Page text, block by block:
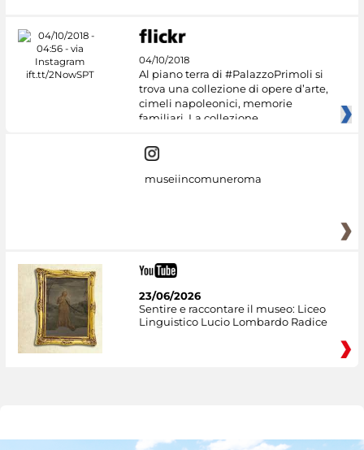
04/10/2018
Al piano terra di #PalazzoPrimoli si
trova una collezione di opere d’arte,
cimeli napoleonici, memorie
familiari. La collezione
museiincomuneroma
23/06/2026
Sentire e raccontare il museo: Liceo
Linguistico Lucio Lombardo Radice